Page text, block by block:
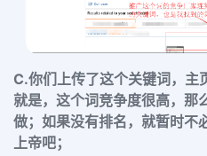
C.你们上传了这个关键词，主
就是，这个词竞争度很高，那
做；如果没有排名，就暂时不
上帝吧；